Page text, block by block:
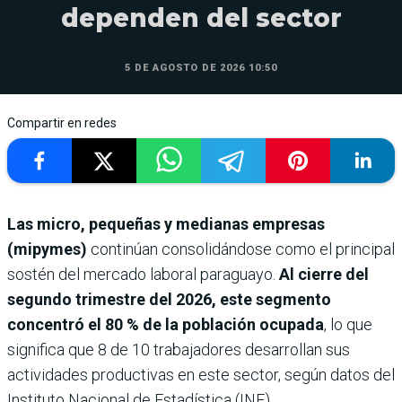
dependen del sector
5 DE AGOSTO DE 2026 10:50
Compartir en redes
Las micro, pequeñas y medianas empresas
(mipymes) continúan consolidándose como el principal
sostén del mercado laboral paraguayo. Al cierre del
segundo trimestre del 2026, este segmento
concentró el 80 % de la población ocupada, lo que
significa que 8 de 10 trabajadores desarrollan sus
actividades productivas en este sector, según datos del